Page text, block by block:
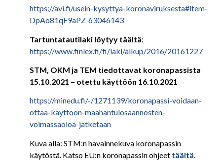
https://avi.fi/usein-kysyttya-koronaviruksesta#item-
DpAo81qF9aPZ-63046143
Tartuntatautilaki löytyy täältä:
https://www.finlex.fi/fi/laki/alkup/2016/20161227
STM, OKM ja TEM tiedottavat koronapassista
15.10.2021 – otettu käyttöön 16.10.2021
https://minedu.fi/-/1271139/koronapassi-voidaan-
ottaa-kayttoon-maahantulosaannosten-
voimassaoloa-jatketaan
Kuva alla: STM:n havainnekuva koronapassin
käytöstä. Katso EU:n koronapassin ohjeet täältä.